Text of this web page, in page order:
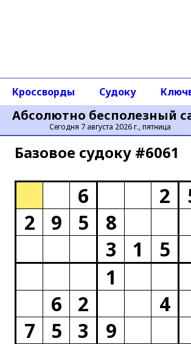
Абсолютно бесполезный
Сегодня 7 августа 2026 г., пятница
Кроссворды Судоку
Базовое cудоку #6061
6 2
2
9 5
8
3
1
5
1
6
2
4
7
5 3 9